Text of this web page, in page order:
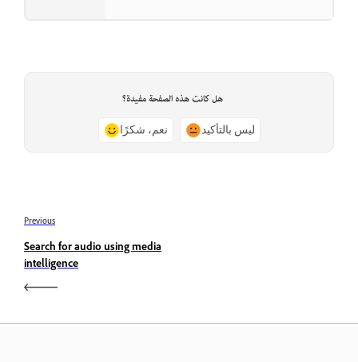
هل كانت هذه الصفحة مفيدة؟
نعم، شكرًا ليس بالتأكيد
Previous
Search for audio using media
intelligence